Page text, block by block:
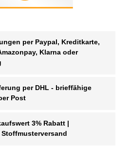
per Paypal, Kreditkarte,
Klarna oder
per DHL - brieffähige
Post
3% Rabatt |